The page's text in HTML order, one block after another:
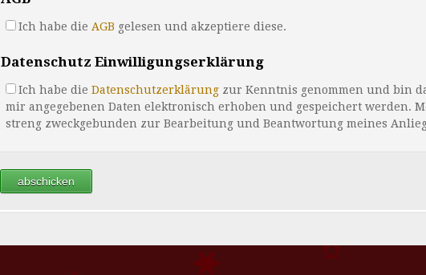
Ich habe die AGB gelesen und akzeptiere diese.
Datenschutz Einwilligungserklärung
Ich habe dieDatenschutzerklärung zur Kenntnis genommen und bin
mir angegebenen Daten elektronisch erhoben und gespeichert werden.
streng zweckgebunden zur Bearbeitung und Beantwortung meines